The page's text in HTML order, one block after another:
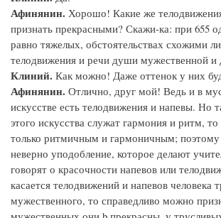
Афинянин. Хорошо! Какие же
признать прекрасными? Скажи-ка: при 655
равно тяжелых, обстоятельствах схожими
телодвижения и речи души мужественной и
Клиний. Как можно! Даже оттенок у них
Афинянин. Отлично, друг мой! Ведь и в
искусстве есть телодвижения и напевы. Но
этого искусства служат гармония и ритм,
только ритмичным и гармоничным;
неверно уподобление, которое делают
говорят о красочности напевов или
касается телодвижений и напевов человека
мужественного, то справедливо можно